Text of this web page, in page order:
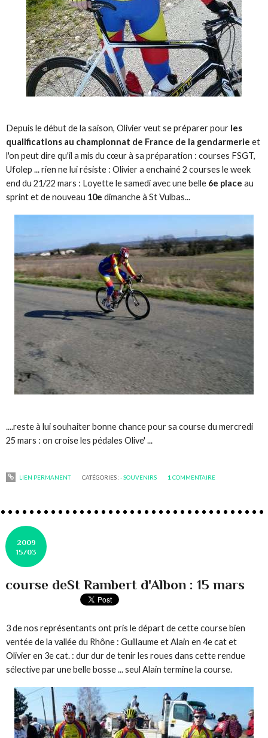
Depuis le début de la saison, Olivier veut se préparer pour les
qualifications au championnat de France de la gendarmerie et
l'on peut dire qu'il a mis du cœur à sa préparation : courses FSGT,
Ufolep ... rien ne lui résiste : Olivier a enchainé 2 courses le week
end du 21/22 mars : Loyette le samedi avec une belle 6e place au
sprint et de nouveau 10edimanche à St Vulbas...
....reste à lui souhaiter bonne chance pour sa course du mercredi
25 mars : on croise les pédales Olive' ...
LIEN PERMANENT CATÉGORIES :- SOUVENIRS 1 COMMENTAIRE
2009
15/03
course deSt Rambert d'Albon : 15 mars
3 de nos représentants ont pris le départ de cette course bien
ventée de la vallée du Rhône : Guillaume et Alain en 4e cat et
Olivier en 3e cat. : dur dur de tenir les roues dans cette rendue
sélective par une belle bosse ... seul Alain termine la course.